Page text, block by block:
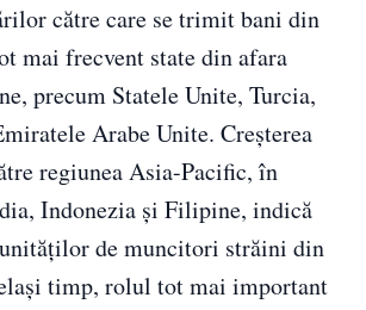
către care se trimit bani din
mai frecvent state din afara
precum Statele Unite, Turcia,
Arabe Unite. Creșterea
regiunea Asia-Pacific, în
Indonezia și Filipine, indică
de muncitori străini din
timp, rolul tot mai important